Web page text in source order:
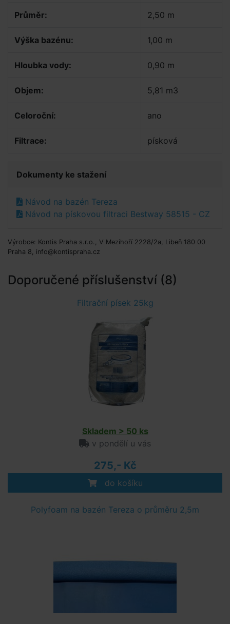
Průměr: 2,50 m
Výška bazénu: 1,00 m
Hloubka vody: 0,90 m
Objem: 5,81 m3
Celoroční: ano
Filtrace: písková
Dokumenty ke stažení
Návod na bazén Tereza
Návod na pískovou filtraci Bestway 58515 - CZ
Výrobce: Kontis Praha s.r.o., V Mezihoří 2228/2a, Libeň 180 00
Praha 8, info@kontispraha.cz
Doporučené příslušenství (8)
Filtrační písek 25kg
Skladem > 50 ks
v pondělí u vás
275,- Kč
do košíku
Polyfoam na bazén Tereza o průměru 2,5m